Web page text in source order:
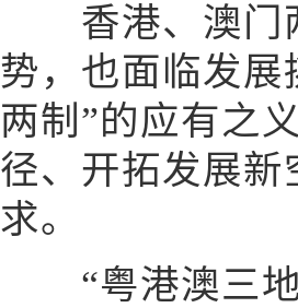
香港、澳门
势，也面临发
两制”的应有之
径、开拓发展
求。
“粤港澳三地